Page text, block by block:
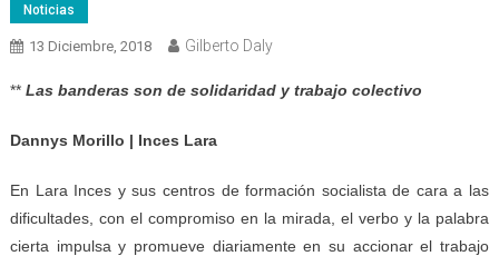
Noticias
13 Diciembre, 2018 Gilberto Daly
** Las banderas son de solidaridad y trabajo colectivo
Dannys Morillo | Inces Lara
En Lara Inces y sus centros de formación socialista de cara a las
dificultades, con el compromiso en la mirada, el verbo y la palabra
cierta impulsa y promueve diariamente en su accionar el trabajo